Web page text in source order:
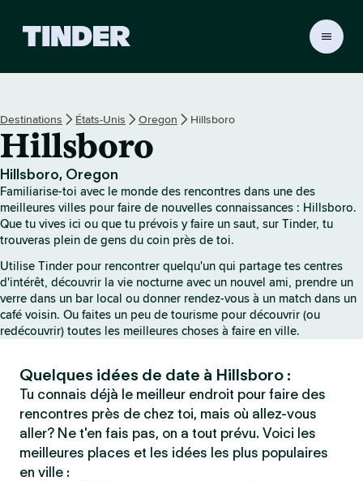
i
T
n
d
e
r
Destinations États-Unis Oregon Hillsboro
Hillsboro
Hillsboro, Oregon
Familiarise-toi avec le monde des rencontres dans une des
meilleures villes pour faire de nouvelles connaissances : Hillsboro.
Que tu vives ici ou que tu prévois y faire un saut, sur Tinder, tu
trouveras plein de gens du coin près de toi.
Utilise Tinder pour rencontrer quelqu'un qui partage tes centres
d'intérêt, découvrir la vie nocturne avec un nouvel ami, prendre un
verre dans un bar local ou donner rendez-vous à un match dans un
café voisin. Ou faites un peu de tourisme pour découvrir (ou
redécouvrir) toutes les meilleures choses à faire en ville.
Quelques idées de date à Hillsboro :
Tu connais déjà le meilleur endroit pour faire des
rencontres près de chez toi, mais où allez-vous
aller? Ne t'en fais pas, on a tout prévu. Voici les
meilleures places et les idées les plus populaires
en ville :